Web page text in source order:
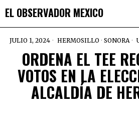
EL OBSERVADOR MEXICO
JULIO 1, 2024 HERMOSILLO · SONORA
ORDENA EL TEE
VOTOS EN LA
ALCALDÍA DE